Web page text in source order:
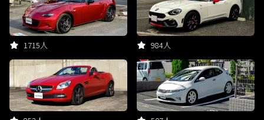
1715人 984人